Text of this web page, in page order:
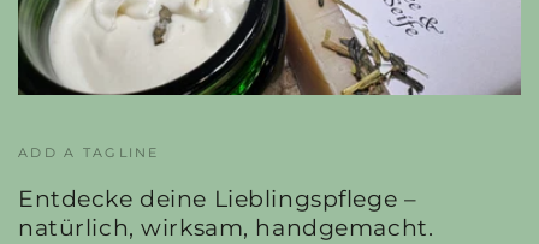
ADD A TAGLINE
Entdecke deine Lieblingspflege –
natürlich, wirksam, handgemacht.